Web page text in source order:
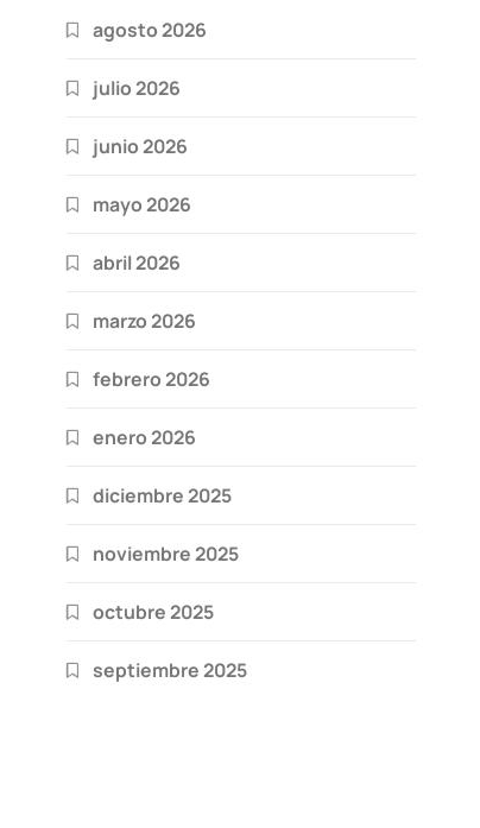
agosto 2026
julio 2026
junio 2026
mayo 2026
abril 2026
marzo 2026
febrero 2026
enero 2026
diciembre 2025
noviembre 2025
octubre 2025
septiembre 2025